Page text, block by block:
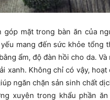
góp mặt trong bàn ăn của
mang đến sức khỏe tổng
ẩm, độ đàn hồi cho da.
xanh. Không chỉ có vậy,
ngăn chặn sản sinh chất
xuyên trong khẩu phần